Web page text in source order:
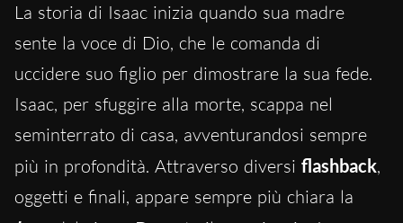
La storia di Isaac inizia quando sua madre
sente la voce di Dio, che le comanda di
uccidere suo figlio per dimostrare la sua fede.
Isaac, per sfuggire alla morte, scappa nel
seminterrato di casa, avventurandosi sempre
più in profondità. Attraverso diversi flashback,
oggetti e finali, appare sempre più chiara la